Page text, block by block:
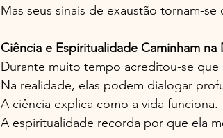
Mas seus sinais de exaustão tornam-se
Ciência e Espiritualidade Caminham na
Durante muito tempo acreditou-se
Na realidade, elas podem dialogar
A ciência explica como a vida funciona.
A espiritualidade recorda por que ela